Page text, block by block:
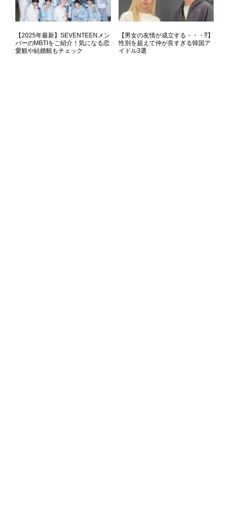
【2025年最新】SEVENTEENメン
バーのMBTIをご紹介！気になる恋
愛観や結婚観もチェック
【男女の友情が成立する・・・⁉】
性別を超えて仲が良すぎる韓国ア
イドル3選